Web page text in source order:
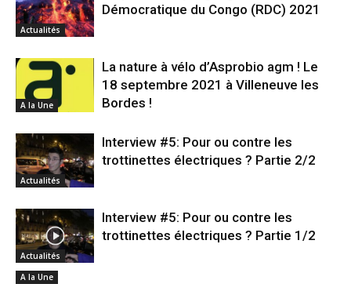
Actualités
Démocratique du Congo (RDC) 2021
A la Une
La nature à vélo d’Asprobio agm ! Le
18 septembre 2021 à Villeneuve les
Bordes !
Actualités
Interview #5: Pour ou contre les
trottinettes électriques ? Partie 2/2
Actualités
Interview #5: Pour ou contre les
trottinettes électriques ? Partie 1/2
A la Une